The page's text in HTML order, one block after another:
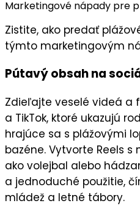
Marketingové nápady pre
Zistite, ako predať
týmto marketingovým
Pútavý obsah na
Zdieľajte veselé videá a
a TikTok, ktoré ukazujú
hrajúce sa s plážovými
bazéne. Vytvorte Reels s
ako volejbal alebo
a jednoduché použitie,
mládež a letné tábory.